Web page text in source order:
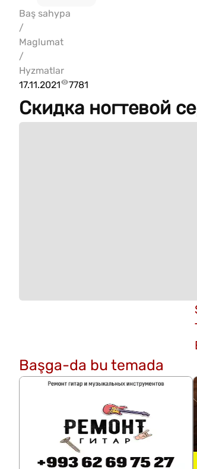
Baş sahypa
/
Maglumat
/
Hyzmatlar
17.11.2021
7781
Скидка ногтевой
Başga-da bu temada